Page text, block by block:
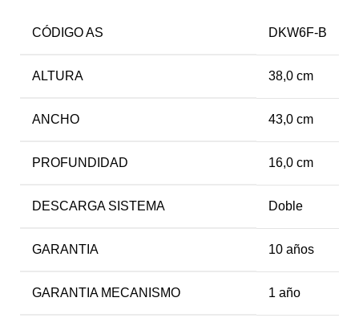
CÓDIGO AS DKW6F-B
ALTURA 38,0 cm
ANCHO 43,0 cm
PROFUNDIDAD 16,0 cm
DESCARGA SISTEMA Doble
GARANTIA 10 años
GARANTIA MECANISMO 1 año